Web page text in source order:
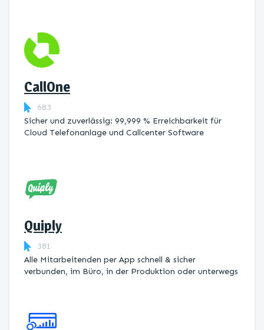
CallOne
683
Sicher und zuverlässig: 99,999 % Erreichbarkeit für
Cloud Telefonanlage und Callcenter Software
Quiply
381
Alle Mitarbeitenden per App schnell & sicher
verbunden, im Büro, in der Produktion oder unterwegs